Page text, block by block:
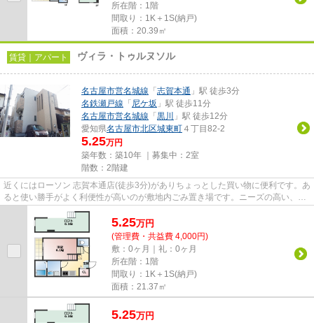
所在階：1階
間取り：1K＋1S(納戸)
面積：20.39㎡
賃貸｜アパート ヴィラ・トゥルヌソル
名古屋市営名城線 「 志賀本通 」駅 徒歩3分
名鉄瀬戸線 「 尼ケ坂 」駅 徒歩11分
名古屋市営名城線 「 黒川
」駅 徒歩12分
愛知県名古屋市北区城東町 ４丁目82-2
5.25万円
築年数：築10年 ｜募集中： 2室
階数：2階建
近くにはローソン 志賀本通店(徒歩3分)がありちょっとした買い物に便利です。あ
ると使い勝手がよく利便性が高いのが敷地内ごみ置き場です。ニーズの高い、陽
当たり環境良好な物件です...
5.25万円
(管理費・共益費 4,000円)
敷：0ヶ月｜礼：0ヶ月
所在階：1階
間取り：1K＋1S(納戸)
面積：21.37㎡
5.25万円